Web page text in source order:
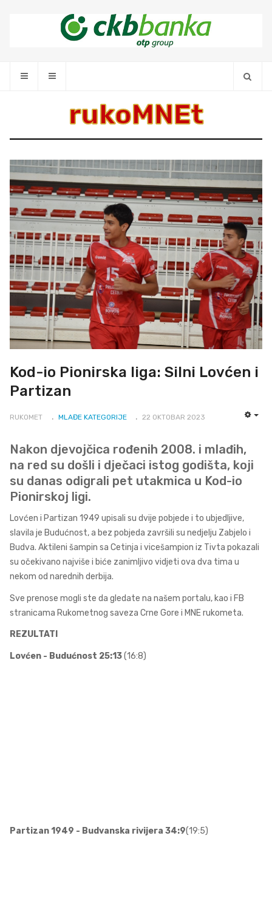
rukoMNEt
Kod-io Pionirska liga: Silni Lovćen i
Partizan
RUKOMET MLAĐE KATEGORIJE 22 OKTOBAR 2023
Nakon djevojčica rođenih 2008. i mlađih,
na red su došli i dječaci istog godišta, koji
su danas odigrali pet utakmica u Kod-io
Pionirskoj ligi.
Lovćen i Partizan 1949 upisali su dvije pobjede i to ubjedljive,
slavila je Budućnost, a bez pobjeda završili su nedjelju Zabjelo i
Budva. Aktileni šampin sa Cetinja i vicešampion iz Tivta pokazali
su očekivano najviše i biće zanimljivo vidjeti ova dva tima u
nekom od narednih derbija.
Sve prenose mogli ste da gledate na našem portalu, kao i FB
stranicama Rukometnog saveza Crne Gore i MNE rukometa.
REZULTATI
Lovćen - Budućnost 25:13(16:8)
Partizan 1949 - Budvanska rivijera 34:9(19:5)